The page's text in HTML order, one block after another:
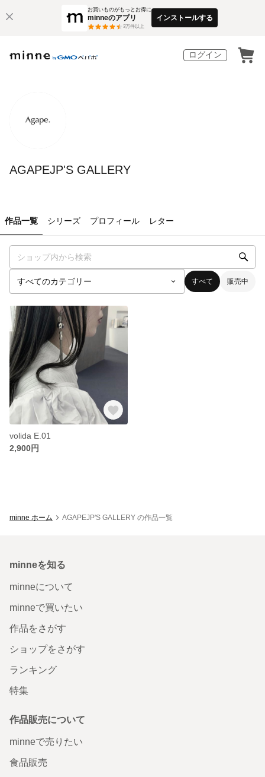
お買いものがもっとお得に
minneのアプリ
3万件以上
インストールする
ログイン
AGAPEJP'S GALLERY
作品一覧 シリーズ プロフィール レター
すべて 販売中
volida E.01
2,900円
minne ホーム AGAPEJP'S GALLERY の作品一覧
minneを知る
minneについて
minneで買いたい
作品をさがす
ショップをさがす
ランキング
特集
作品販売について
minneで売りたい
食品販売